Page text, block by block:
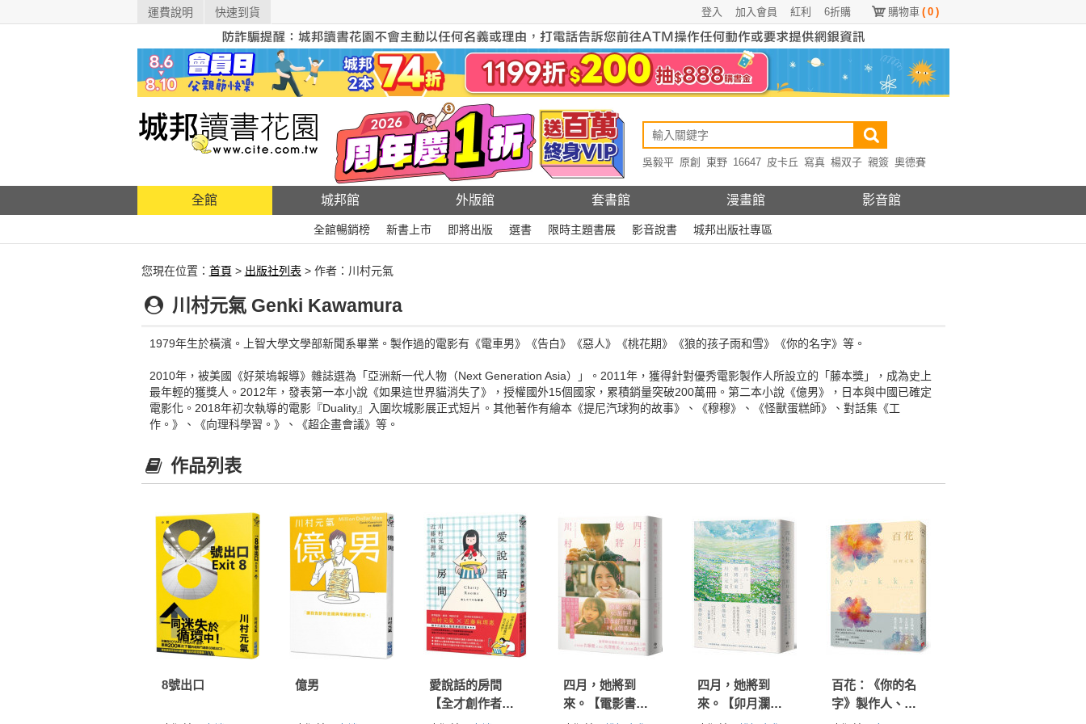
運費說明 快速到貨 購物車 ( 0 )
6折購
紅利
加入會員
登入
吳毅平 原創 東野 16647 皮卡丘 寫真 楊双子 親簽 奧德賽
全館 城邦館 外版館 套書館 漫畫館 影音館
全館暢銷榜 新書上市 即將出版 選書 限時主題書展 影音說書 城邦出版社專區
您現在位置： 首頁 > 出版社列表 > 作者：川村元氣
川村元氣 Genki Kawamura
1979年生於橫濱。上智大學文學部新聞系畢業。製作過的電影有《電車男》《告白》《惡人》《桃花期》《狼的孩子雨和雪》《你的名字》等。
2010年，被美國《好萊塢報導》雜誌選為「亞洲新一代人物（Next Generation Asia）」。2011年，獲得針對優秀電影製作人所設立的「藤本獎」，成為史上
最年輕的獲獎人。2012年，發表第一本小說《如果這世界貓消失了》，授權國外15個國家，累積銷量突破200萬冊。第二本小說《億男》，日本與中國已確定
電影化。2018年初次執導的電影『Duality』入圍坎城影展正式短片。其他著作有繪本《提尼汽球狗的故事》、《穆穆》、《怪獸蛋糕師》、對話集《工
作。》、《向理科學習。》、《超企畫會議》等。
作品列表
8號出口 億男
愛說話的房間
【全才創作者川
四月，她將到
來。【電影書衣
四月，她將到
來。【卯月瀾漫
百花：《你的名
字》製作人、